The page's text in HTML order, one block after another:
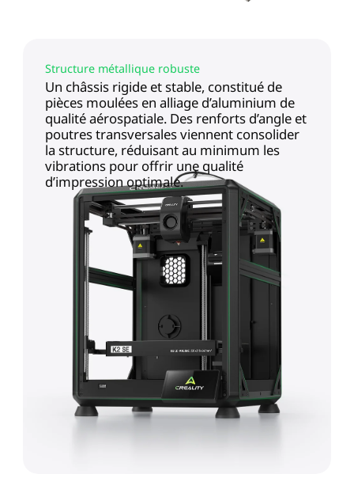
Structure métallique robuste
Un châssis rigide et stable, constitué de
pièces moulées en alliage d’aluminium de
qualité aérospatiale. Des renforts d’angle et
poutres transversales viennent consolider
la structure, réduisant au minimum les
vibrations pour offrir une qualité
d’impression optimale.